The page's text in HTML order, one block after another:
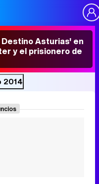
Destino Asturias' en
y el prisionero de
2014